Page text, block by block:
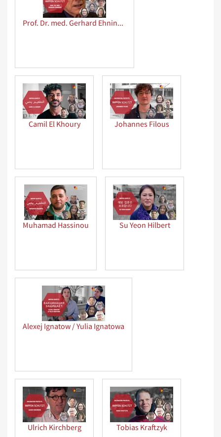
Prof. Dr. med. Gerhard Ehninger
Camil El Khoury Johannes Filous
Muhamad Hassinou Su Yeon Hilbert
Alexej Ignatow / Yulia Ignatowa
Ulrich Kirchberg Tobias Kraftzyk